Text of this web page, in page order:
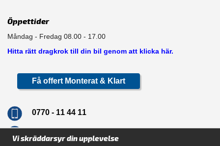
Öppettider
Måndag - Fredag 08.00 - 17.00
Hitta rätt dragkrok till din bil genom att klicka här.
Få offert Monterat & Klart
0770 - 11 44 11
Vi skräddarsyr din upplevelse